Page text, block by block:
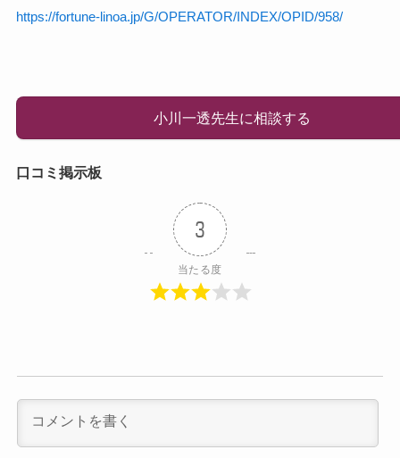
https://fortune-linoa.jp/G/OPERATOR/INDEX/OPID/958/
小川一透先生に相談する
口コミ掲示板
3
当たる度